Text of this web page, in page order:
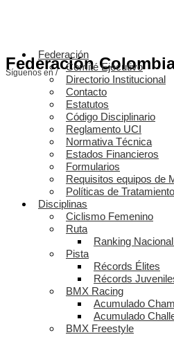
Federación
Síguenos en /
Federación
Comité Ejecutivo
Directorio Institucional
Contacto
Estatutos
Código Disciplinario
Reglamento UCI
Normativa Técnica
Estados Financieros
Formularios
Requisitos equipos de
Políticas de
Disciplinas
Ciclismo Femenino
Ruta
Ranking
Pista
Récords Élites
Récords
BMX Racing
Acumulado
Acumulado
BMX Freestyle